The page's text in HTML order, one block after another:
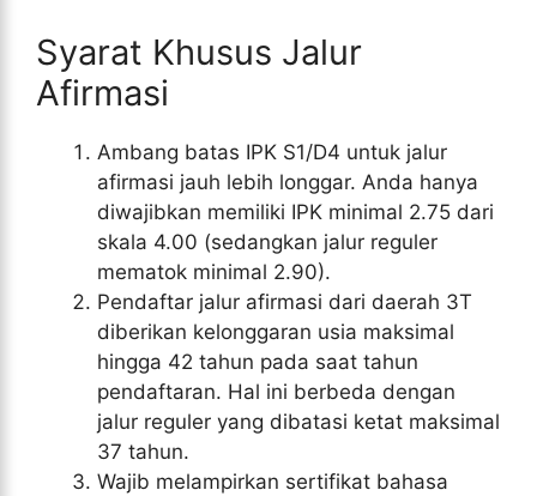
Syarat Khusus Jalur
Afirmasi
Ambang batas IPK S1/D4 untuk jalur
afirmasi jauh lebih longgar. Anda hanya
diwajibkan memiliki IPK minimal 2.75 dari
skala 4.00 (sedangkan jalur reguler
mematok minimal 2.90).
Pendaftar jalur afirmasi dari daerah 3T
diberikan kelonggaran usia maksimal
hingga 42 tahun pada saat tahun
pendaftaran. Hal ini berbeda dengan
jalur reguler yang dibatasi ketat maksimal
37 tahun.
Wajib melampirkan sertifikat bahasa